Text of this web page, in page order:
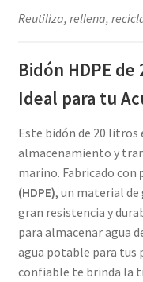
Reutiliza, rellena,
Bidón HDPE
Ideal para tu
Este bidón de 20
almacenamiento y
marino. Fabricado con
(HDPE), un material
gran resistencia y
para almacenar agua
agua potable para tus
confiable te brinda la